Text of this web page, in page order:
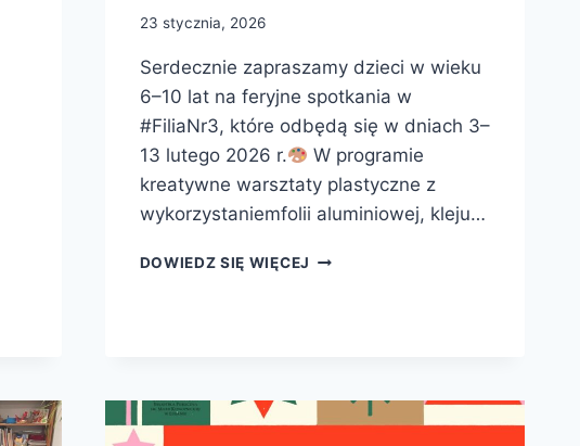
23 stycznia, 2026
Serdecznie zapraszamy dzieci w wieku
6–10 lat na feryjne spotkania w
#FiliaNr3, które odbędą się w dniach 3–
13 lutego 2026 r.
W programie
kreatywne warsztaty plastyczne z
wykorzystaniemfolii aluminiowej, kleju…
DOWIEDZ SIĘ WIĘCEJ FERIE